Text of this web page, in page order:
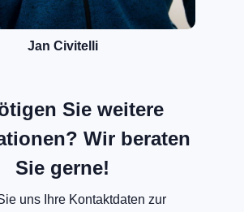
Jan Civitelli
Sie weitere
Wir beraten
Sie gerne!
uns Ihre Kontaktdaten zur